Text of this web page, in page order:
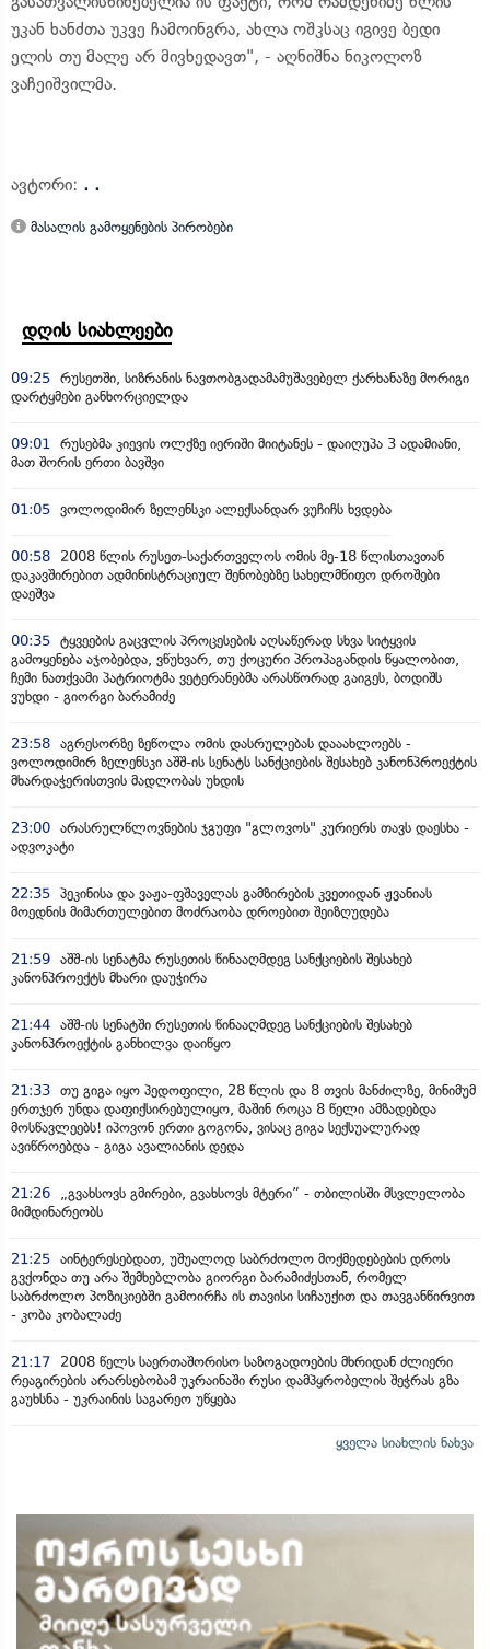
უკან ხანძთა უკვე ჩამოინგრა, ახლა ოშკსაც იგივე ბედი
ელის თუ მალე არ მივხედავთ", - აღნიშნა ნიკოლოზ
ვაჩეიშვილმა.
ავტორი: . .
მასალის გამოყენების პირობები
დღის სიახლეები
09:25 რუსეთში, სიზრანის ნავთობგადამამუშავებელ ქარხანაზე მორიგი
დარტყმები განხორციელდა
09:01 რუსებმა კიევის ოლქზე იერიში მიიტანეს - დაიღუპა 3 ადამიანი,
მათ შორის ერთი ბავშვი
01:05 ვოლოდიმირ ზელენსკი ალექსანდარ ვუჩიჩს ხვდება
00:58
2008 წლის რუსეთ-საქართველოს ომის მე-18 წლისთავთან
დაკავშირებით ადმინისტრაციულ შენობებზე სახელმწიფო დროშები
დაეშვა
00:35 ტყვეების გაცვლის პროცესების აღსაწერად სხვა სიტყვის
გამოყენება აჯობებდა, ვწუხვარ, თუ ქოცური პროპაგანდის წყალობით,
ჩემი ნათქვამი პატრიოტმა ვეტერანებმა არასწორად გაიგეს, ბოდიშს
ვუხდი - გიორგი ბარამიძე
23:58 აგრესორზე ზეწოლა ომის დასრულებას დააახლოებს -
ვოლოდიმირ ზელენსკი აშშ-ის სენატს სანქციების შესახებ კანონპროექტის
მხარდაჭერისთვის მადლობას უხდის
23:00 არასრულწლოვნების ჯგუფი "გლოვოს" კურიერს თავს დაესხა -
ადვოკატი
22:35 პეკინისა და ვაჟა-ფშაველას გამზირების კვეთიდან ჟვანიას
მოედნის მიმართულებით მოძრაობა დროებით შეიზღუდება
21:59 აშშ-ის სენატმა რუსეთის წინააღმდეგ სანქციების შესახებ
კანონპროექტს მხარი დაუჭირა
21:44 აშშ-ის სენატში რუსეთის წინააღმდეგ სანქციების შესახებ
კანონპროექტის განხილვა დაიწყო
21:33 თუ გიგა იყო პედოფილი, 28 წლის და 8 თვის მანძილზე, მინიმუმ
ერთჯერ უნდა დაფიქსირებულიყო, მაშინ როცა 8 წელი ამზადებდა
მოსწავლეებს! იპოვონ ერთი გოგონა, ვისაც გიგა სექსუალურად
ავიწროებდა - გიგა ავალიანის დედა
21:26
„გვახსოვს გმირები, გვახსოვს მტერი” - თბილისში მსვლელობა
მიმდინარეობს
21:25 აინტერესებდათ, უშუალოდ საბრძოლო მოქმედებების დროს
გვქონდა თუ არა შემხებლობა გიორგი ბარამიძესთან, რომელ
საბრძოლო პოზიციებში გამოირჩა ის თავისი სიჩაუქით და თავგანწირვით
- კობა კობალაძე
21:17
2008 წელს საერთაშორისო საზოგადოების მხრიდან ძლიერი
რეაგირების არარსებობამ უკრაინაში რუსი დამპყრობელის შეჭრას გზა
გაუხსნა - უკრაინის საგარეო უწყება
ყველა სიახლის ნახვა